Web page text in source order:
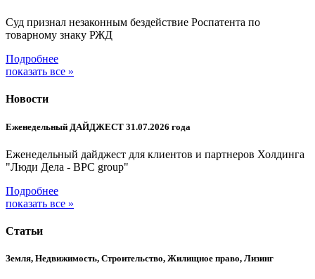
Суд признал незаконным бездействие Роспатента по
товарному знаку РЖД
Подробнее
показать все »
Новости
Еженедельный ДАЙДЖЕСТ 31.07.2026 года
Еженедельный дайджест для клиентов и партнеров Холдинга
"Люди Дела - BPC group"
Подробнее
показать все »
Статьи
Земля, Недвижимость, Строительство, Жилищное право, Лизинг